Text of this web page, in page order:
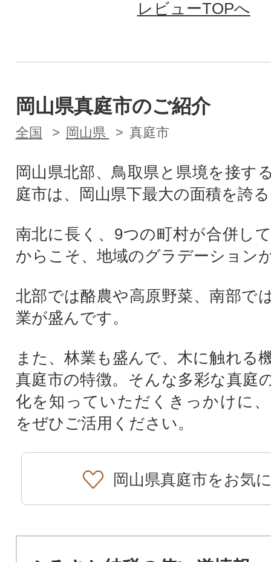
レビューTOPへ
岡山県真庭市のご紹介
全国 岡山県 真庭市
岡山県北部、鳥取県と県境を接す
庭市は、岡山県下最大の面積を誇
南北に長く、9つの町村が合併し
からこそ、地域のグラデーション
北部では酪農や高原野菜、南部で
業が盛んです。
また、林業も盛んで、木に触れる
真庭市の特徴。そんな多彩な真庭
化を知っていただくきっかけに
をぜひご活用ください。
岡山県真庭市をお気